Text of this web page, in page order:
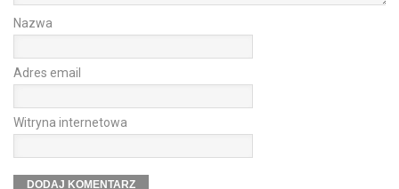
Nazwa
Adres email
Witryna internetowa